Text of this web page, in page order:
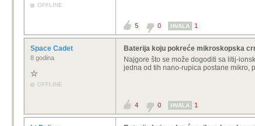
OFFLINE
5 0 HVALA 1
Space Cadet
8 godina
OFFLINE
Baterija koju pokreće mikroskopska
Najgore što se može dogoditi sa litij-
jedna od tih nano-rupica postane mikro,
4 0 HVALA 1